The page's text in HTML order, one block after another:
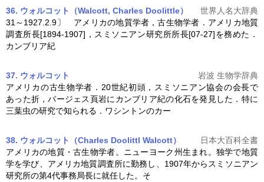
36. ウォルコット（Walcott, Charles Doolittle）
世界人名大辞典
31～1927.2.9〕 アメリカの地質学者，古生物学者．アメリカ地質
調査所長[1894-1907]，スミソニアン研究所所長[07-27]を務めた．
カンブリア紀
37. ウォルコット
岩波 生物学辞典
アメリカの古生物学者．20世紀初頭，スミソニアン協会の会長で
あった折，バージェス頁岩にカンブリア紀の化石を発見した．特に
三葉虫の研究で知られる．ワシントンのカー
38. ウォルコット（Charles Doolittl Walcott）
日本大百科全書
アメリカの地質・古生物学者。ニューヨーク州生まれ。独学で地質
学を学び、アメリカ地質調査所に勤務し、1907年からスミソニアン
研究所の第4代事務局長に就任した。そ